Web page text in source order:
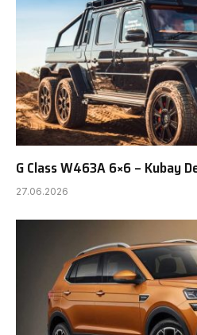
G Class W463A 6×6 – Kubay
27.06.2026